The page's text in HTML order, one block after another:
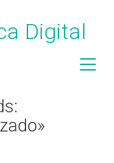
Digital